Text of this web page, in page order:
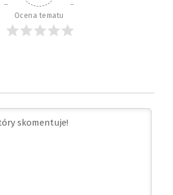
Ocena tematu